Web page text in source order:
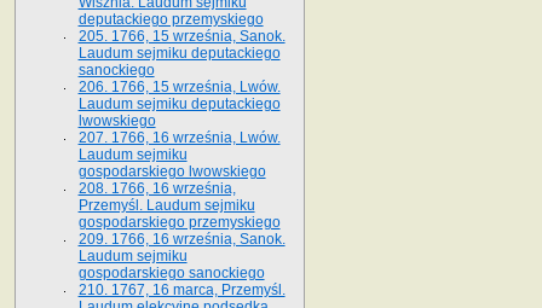
deputackiego przemyskiego
205. 1766, 15 września, Sanok.
Laudum sejmiku deputackiego
sanockiego
206. 1766, 15 września, Lwów.
Laudum sejmiku deputackiego
lwowskiego
207. 1766, 16 września, Lwów.
Laudum sejmiku
gospodarskiego lwowskiego
208. 1766, 16 września,
Przemyśl. Laudum sejmiku
gospodarskiego przemyskiego
209. 1766, 16 września, Sanok.
Laudum sejmiku
gospodarskiego sanockiego
210. 1767, 16 marca, Przemyśl.